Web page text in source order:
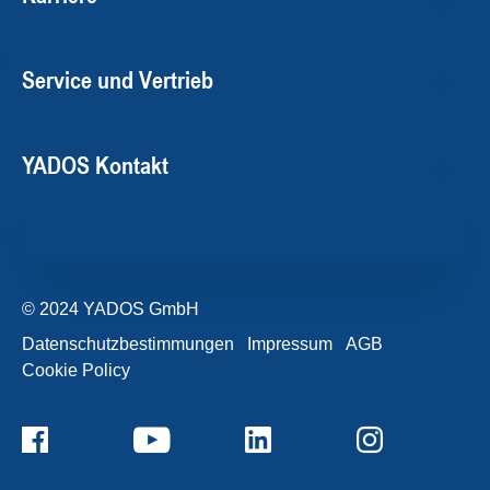
Service und Vertrieb
YADOS Kontakt
© 2024 YADOS GmbH
Datenschutzbestimmungen
Impressum
AGB
Cookie Policy